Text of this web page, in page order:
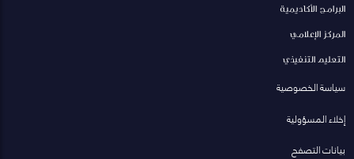
البرامج الأكاديمية
المركز الإعلامي
التعليم التنفيذي
سياسة الخصوصية
إخلاء المسؤولية
بيانات التصفح